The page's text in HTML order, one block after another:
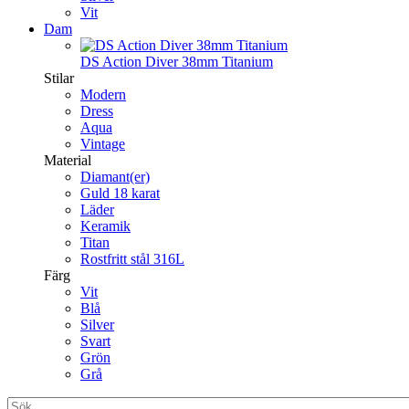
Vit
Dam
DS Action Diver 38mm Titanium
Stilar
Modern
Dress
Aqua
Vintage
Material
Diamant(er)
Guld 18 karat
Läder
Keramik
Titan
Rostfritt stål 316L
Färg
Vit
Blå
Silver
Svart
Grön
Grå